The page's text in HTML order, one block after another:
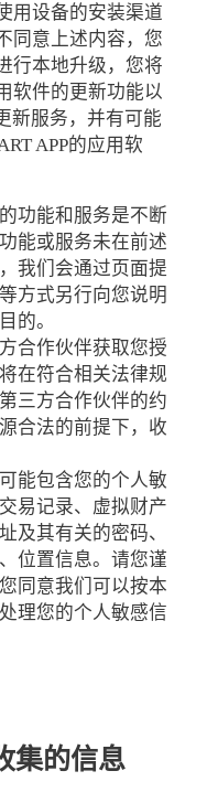
用设备的安装渠道
同意上述内容，您
行本地升级，您将
软件的更新功能以
新服务，并有可能
APP的应用软
功能和服务是不断
能或服务未在前述
我们会通过页面提
方式另行向您说明
的。
合作伙伴获取您授
在符合相关法律规
三方合作伙伴的约
合法的前提下，收
能包含您的个人敏
易记录、虚拟财产
及其有关的密码、
位置信息。请您谨
同意我们可以按本
理您的个人敏感信
集的信息